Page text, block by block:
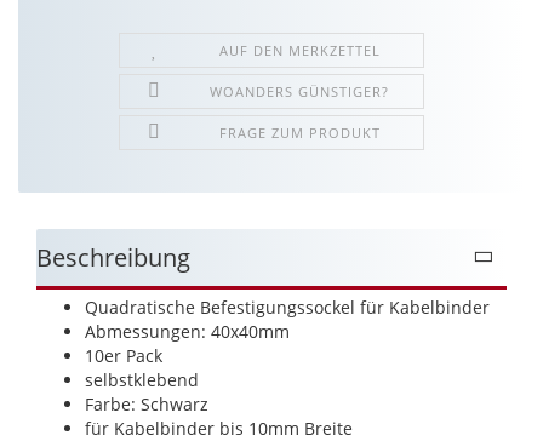
AUF DEN MERKZETTEL
WOANDERS GÜNSTIGER?
FRAGE ZUM PRODUKT
Beschreibung
Quadratische Befestigungssockel für Kabelbinder
Abmessungen: 40x40mm
10er Pack
selbstklebend
Farbe: Schwarz
für Kabelbinder bis 10mm Breite